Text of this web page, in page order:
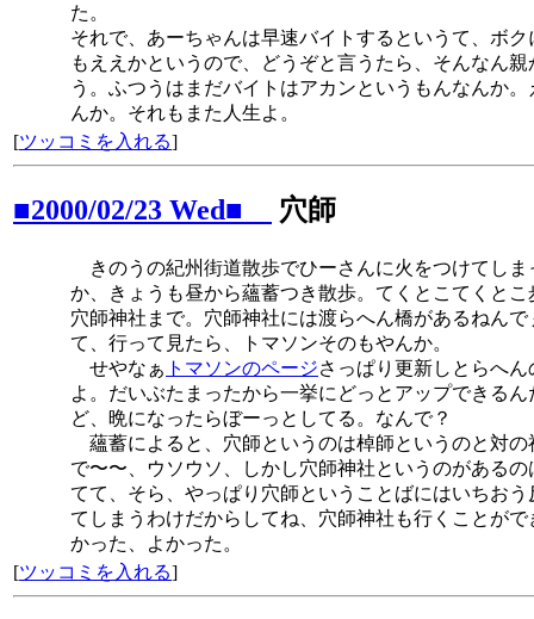
た。
それで、あーちゃんは早速バイトするというて、ボク
もええかというので、どうぞと言うたら、そんなん親
う。ふつうはまだバイトはアカンというもんなんか。
んか。それもまた人生よ。
[ツッコミを入れる]
■2000/02/23 Wed■ 穴師
きのうの紀州街道散歩でひーさんに火をつけてしま
か、きょうも昼から蘊蓄つき散歩。てくとこてくとこ
穴師神社まで。穴師神社には渡らへん橋があるねんで
て、行って見たら、トマソンそのもやんか。
せやなぁ トマソンのページさっぱり更新しとらへん
よ。だいぶたまったから一挙にどっとアップできるん
ど、晩になったらぼーっとしてる。なんで？
蘊蓄によると、穴師というのは棹師というのと対の
で〜〜、ウソウソ、しかし穴師神社というのがあるの
てて、そら、やっぱり穴師ということばにはいちおう
てしまうわけだからしてね、穴師神社も行くことがで
かった、よかった。
[ツッコミを入れる]